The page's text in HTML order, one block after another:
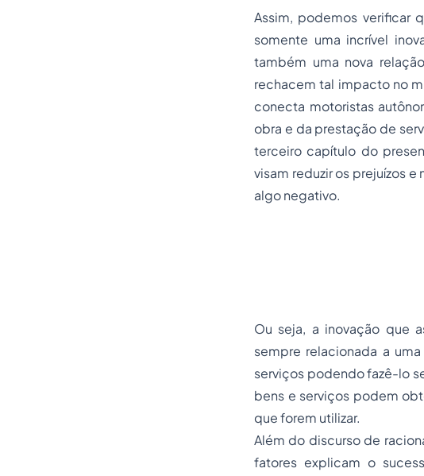
Assim, podemos verificar
somente uma incrível
também uma nova
rechacem tal impacto no
conecta motoristas
obra e da prestação de
terceiro capítulo do
visam reduzir os prejuízos e
algo negativo.
Ou seja, a inovação que
sempre relacionada a
serviços podendo fazê-lo
bens e serviços podem
que forem utilizar.
Além do discurso de
fatores explicam o